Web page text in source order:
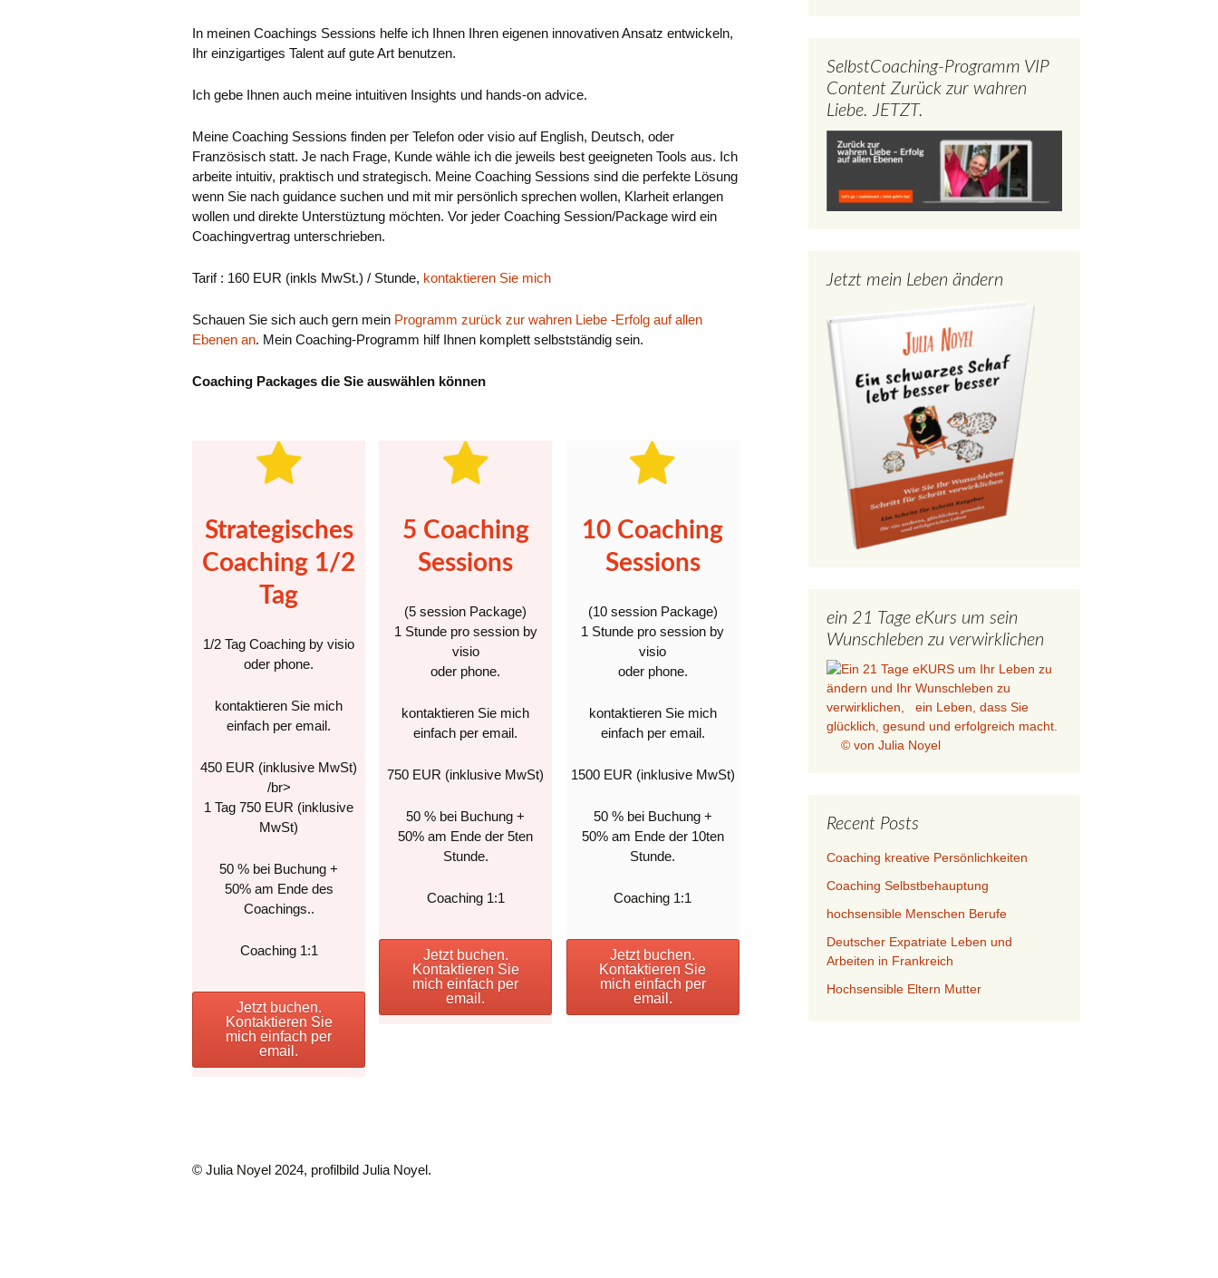
In meinen Coachings Sessions helfe ich Ihnen Ihren eigenen innovativen Ansatz entwickeln,
Ihr einzigartiges Talent auf gute Art benutzen.
Ich gebe Ihnen auch meine intuitiven Insights und hands-on advice.
Meine Coaching Sessions finden per Telefon oder visio auf English, Deutsch, oder
Französisch statt. Je nach Frage, Kunde wähle ich die jeweils best geeigneten Tools aus. Ich
arbeite intuitiv, praktisch und strategisch. Meine Coaching Sessions sind die perfekte Lösung
wenn Sie nach guidance suchen und mit mir persönlich sprechen wollen, Klarheit erlangen
wollen und direkte Unterstüztung möchten. Vor jeder Coaching Session/Package wird ein
Coachingvertrag unterschrieben.
Tarif : 160 EUR (inkls MwSt.) / Stunde, kontaktieren Sie mich
Schauen Sie sich auch gern mein Programm zurück zur wahren Liebe -Erfolg auf allen
Ebenen an. Mein Coaching-Programm hilf Ihnen komplett selbstständig sein.
Coaching Packages die Sie auswählen können
Strategisches
Coaching 1/2
Tag
1/2 Tag Coaching by visio
oder phone.
kontaktieren Sie mich
einfach per email.
450 EUR (inklusive MwSt)
/br>
1 Tag 750 EUR (inklusive
MwSt)
50 % bei Buchung +
50% am Ende des
Coachings..
Coaching 1:1
Jetzt buchen.
Kontaktieren Sie
mich einfach per
email.
5 Coaching
Sessions
(5 session Package)
1 Stunde pro session by
visio
oder phone.
kontaktieren Sie mich
einfach per email.
750 EUR (inklusive MwSt)
50 % bei Buchung +
50% am Ende der 5ten
Stunde.
Coaching 1:1
Jetzt buchen.
Kontaktieren Sie
mich einfach per
email.
10 Coaching
Sessions
(10 session Package)
1 Stunde pro session by
visio
oder phone.
kontaktieren Sie mich
einfach per email.
1500 EUR (inklusive MwSt)
50 % bei Buchung +
50% am Ende der 10ten
Stunde.
Coaching 1:1
Jetzt buchen.
Kontaktieren Sie
mich einfach per
email.
© Julia Noyel 2024, profilbild Julia Noyel.
SelbstCoaching-Programm VIP
Content Zurück zur wahren
Liebe. JETZT.
Jetzt mein Leben ändern
ein 21 Tage eKurs um sein
Wunschleben zu verwirklichen
Recent Posts
Coaching kreative Persönlichkeiten
Coaching Selbstbehauptung
hochsensible Menschen Berufe
Deutscher Expatriate Leben und
Arbeiten in Frankreich
Hochsensible Eltern Mutter